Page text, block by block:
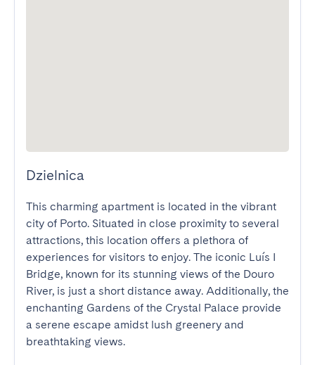
Dzielnica
This charming apartment is located in the vibrant
city of Porto. Situated in close proximity to several
attractions, this location offers a plethora of
experiences for visitors to enjoy. The iconic Luís I
Bridge, known for its stunning views of the Douro
River, is just a short distance away. Additionally, the
enchanting Gardens of the Crystal Palace provide
a serene escape amidst lush greenery and
breathtaking views.